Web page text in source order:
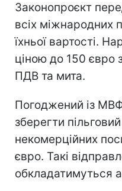
Законопроєкт
всіх міжнародних
їхньої вартості.
ціною до 150 євро
ПДВ та мита.
Погоджений із
зберегти
некомерційних
євро. Такі
обкладатимуться